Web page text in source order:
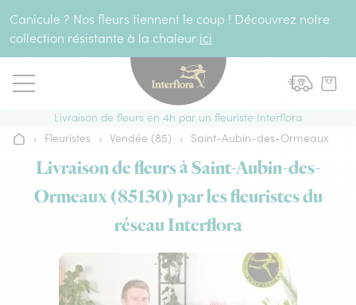
Canicule ? Nos fleurs tiennent le coup ! Découvrez notre
collection résistante à la chaleur ici
Livraison de fleurs en 4h par un fleuriste Interflora
Accueil
› Fleuristes › Vendée (85) › Saint-Aubin-des-Ormeaux
Livraison de fleurs à Saint-Aubin-des-
Ormeaux (85130) par les fleuristes du
réseau Interflora